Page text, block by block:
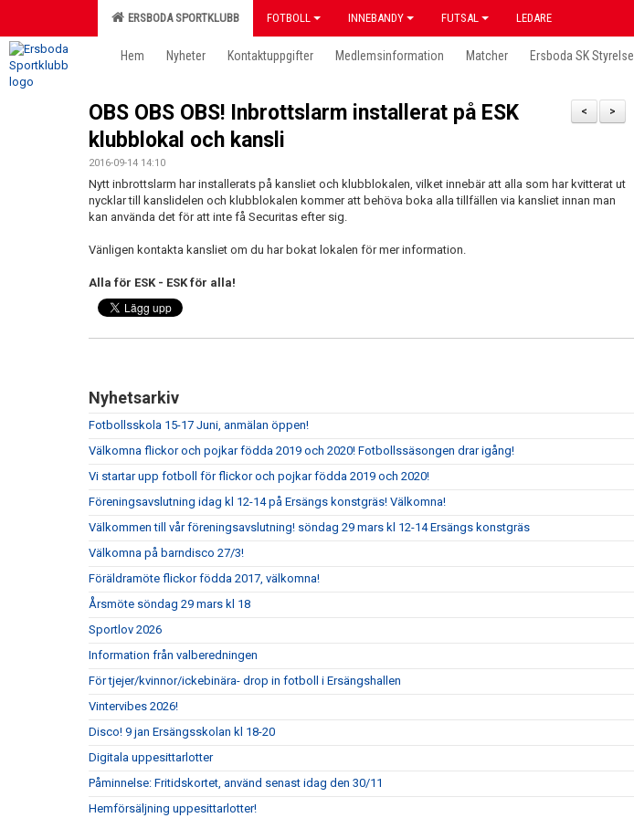
ERSBODA SPORTKLUBB FOTBOLL INNEBANDY FUTSAL LEDARE
Hem Nyheter Kontaktuppgifter Medlemsinformation Matcher Ersboda SK Styrelse
>
<
OBS OBS OBS! Inbrottslarm installerat på ESK
klubblokal och kansli
2016-09-14 14:10
Nytt inbrottslarm har installerats på kansliet och klubblokalen, vilket innebär att alla som har kvitterat ut
nycklar till kanslidelen och klubblokalen kommer att behöva boka alla tillfällen via kansliet innan man
kan använda det för att inte få Securitas efter sig.
Vänligen kontakta kansliet om du har bokat lokalen för mer information.
Alla för ESK - ESK för alla!
Nyhetsarkiv
Fotbollsskola 15-17 Juni, anmälan öppen!
Välkomna flickor och pojkar födda 2019 och 2020! Fotbollssäsongen drar igång!
Vi startar upp fotboll för flickor och pojkar födda 2019 och 2020!
Föreningsavslutning idag kl 12-14 på Ersängs konstgräs! Välkomna!
Välkommen till vår föreningsavslutning! söndag 29 mars kl 12-14 Ersängs konstgräs
Välkomna på barndisco 27/3!
Föräldramöte flickor födda 2017, välkomna!
Årsmöte söndag 29 mars kl 18
Sportlov 2026
Information från valberedningen
För tjejer/kvinnor/ickebinära- drop in fotboll i Ersängshallen
Vintervibes 2026!
Disco! 9 jan Ersängsskolan kl 18-20
Digitala uppesittarlotter
Påminnelse: Fritidskortet, använd senast idag den 30/11
Hemförsäljning uppesittarlotter!